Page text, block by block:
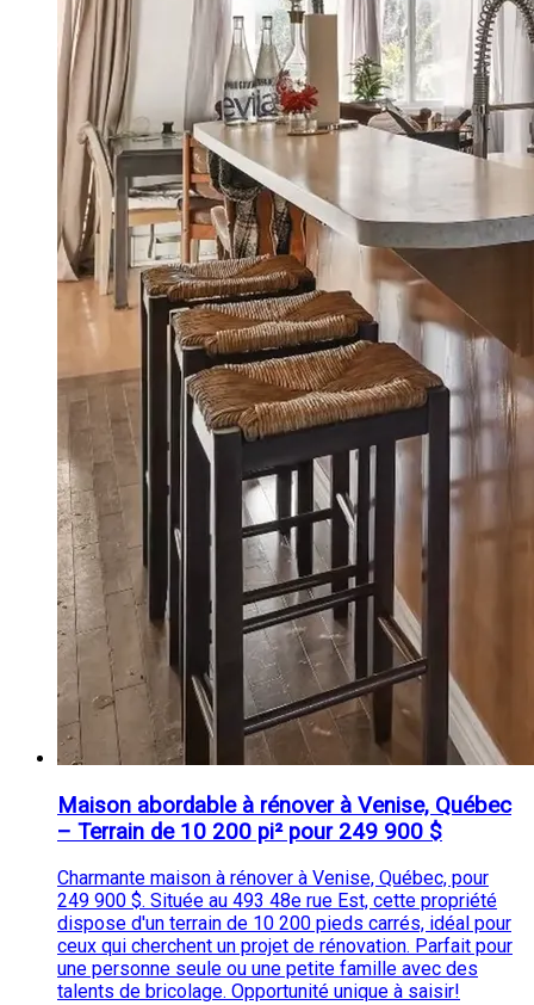
Maison abordable à rénover à Venise, Québec
– Terrain de 10 200 pi² pour 249 900 $
Charmante maison à rénover à Venise, Québec, pour
249 900 $. Située au 493 48e rue Est, cette propriété
dispose d'un terrain de 10 200 pieds carrés, idéal pour
ceux qui cherchent un projet de rénovation. Parfait pour
une personne seule ou une petite famille avec des
talents de bricolage. Opportunité unique à saisir!